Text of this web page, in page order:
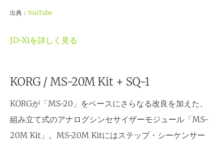
出典： YouTube
JD-Xiを詳しく見る
KORG / MS-20M Kit + SQ-1
KORGが「MS-20」をベースにさらなる改良を加えた、
組み立て式のアナログシンセサイザーモジュール「MS-
20M Kit」。MS-20M Kitにはステップ・シーケンサー